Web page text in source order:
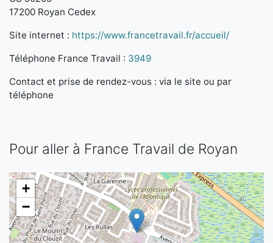
17200 Royan Cedex
Site internet : https://www.francetravail.fr/accueil/
Téléphone France Travail : 3949
Contact et prise de rendez-vous : via le site ou par
téléphone
Pour aller à France Travail de Royan
+
−